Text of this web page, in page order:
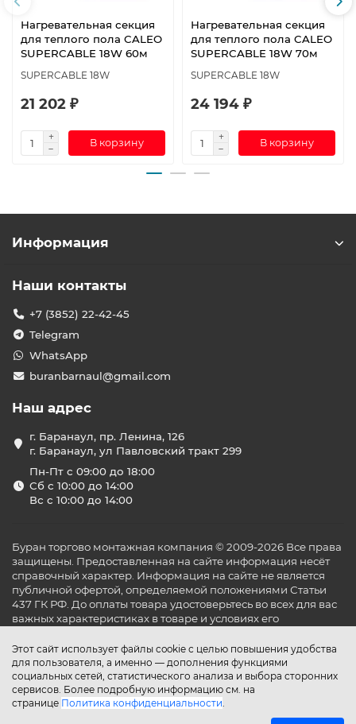
Нагревательная секция
для теплого пола CALEO
SUPERCABLE 18W 60м
SUPERCABLE 18W
21 202 ₽
В корзину
Нагревательная секция
для теплого пола CALEO
SUPERCABLE 18W 70м
SUPERCABLE 18W
24 194 ₽
В корзину
Этот сайт использует файлы cookie с целью повышения удобства
для пользователя, а именно — дополнения функциями
социальных сетей, статистического анализа и выбора сторонних
сервисов. Более подробную информацию см. на
странице Политика конфиденциальности.
Информация
Наши контакты
+7 (3852) 22-42-45
Telegram
WhatsApp
buranbarnaul@gmail.com
Наш адрес
г. Баранаул, пр. Ленина, 126
г. Баранаул, ул Павловский тракт 299
Пн-Пт с 09:00 до 18:00
Сб с 10:00 до 14:00
Вс с 10:00 до 14:00
Буран торгово монтажная компания © 2009-2026 Все права
защищены. Предоставленная на сайте информация несёт
справочный характер. Информация на сайте не является
публичной офертой, определяемой положениями Статьи
437 ГК РФ. До оплаты товара удостоверьтесь во всех для вас
важных характеристиках в товаре и условиях его